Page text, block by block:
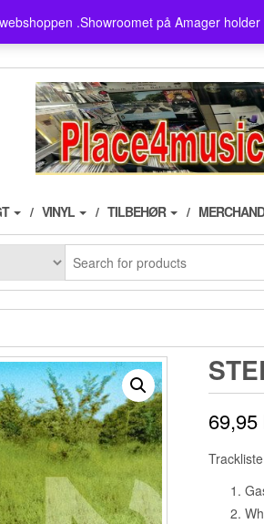
.Showroomet på Amager
ligger på Amager ,
der er fri parkering i 3
VINYL TILBEHØR
69,95